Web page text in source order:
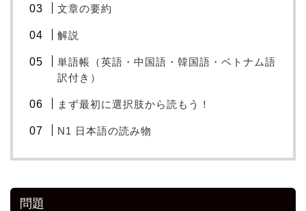
文章の要約
解説
単語帳（英語・中国語・韓国語・ベトナム語
訳付き）
まず最初に選択肢から読もう！
N1 日本語の読み物
問題